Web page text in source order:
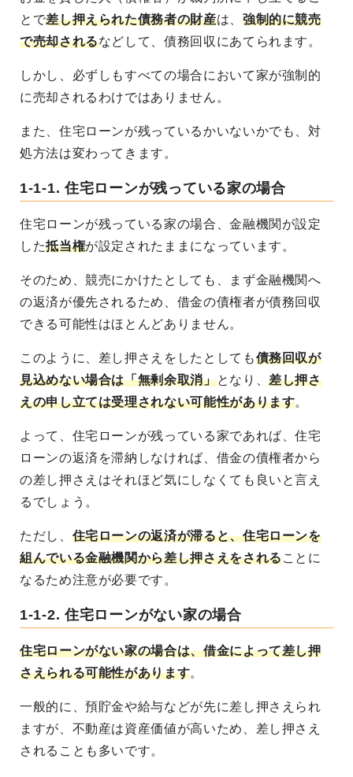
とで差し押えられた債務者の財産は、 強制的に競売
で売却されるなどして、債務回収にあてられます。
しかし、必ずしもすべての場合において家が強制的
に売却されるわけではありません。
また、住宅ローンが残っているかいないかでも、対
処方法は変わってきます。
1-1-1. 住宅ローンが残っている家の場合
住宅ローンが残っている家の場合、金融機関が設定
した抵当権が設定されたままになっています。
そのため、競売にかけたとしても、まず金融機関へ
の返済が優先されるため、借金の債権者が債務回収
できる可能性はほとんどありません。
このように、差し押さえをしたとしても債務回収が
見込めない場合は「無剰余取消」となり、差し押さ
えの申し立ては受理されない可能性があります。
よって、住宅ローンが残っている家であれば、住宅
ローンの返済を滞納しなければ、借金の債権者から
の差し押さえはそれほど気にしなくても良いと言え
るでしょう。
ただし、 住宅ローンの返済が滞ると、住宅ローンを
組んでいる金融機関から差し押さえをされることに
なるため注意が必要です。
1-1-2. 住宅ローンがない家の場合
住宅ローンがない家の場合は、借金によって差し押
さえられる可能性があります。
一般的に、預貯金や給与などが先に差し押さえられ
ますが、不動産は資産価値が高いため、差し押さえ
されることも多いです。